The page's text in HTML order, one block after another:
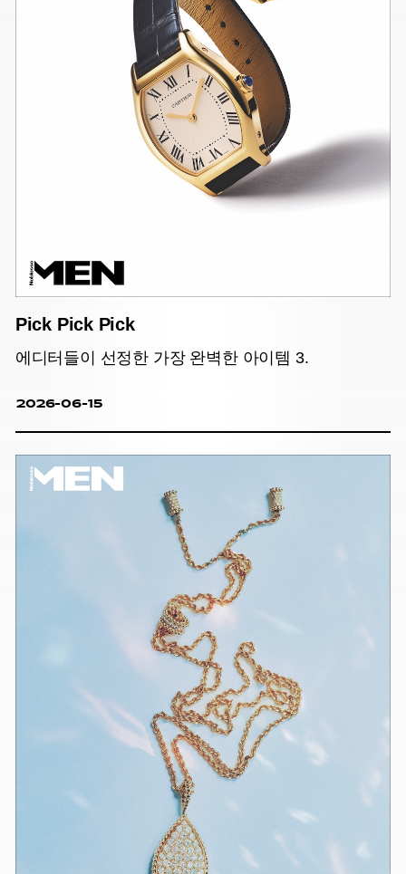
Pick Pick Pick
에디터들이 선정한 가장 완벽한 아이템 3.
2026-06-15